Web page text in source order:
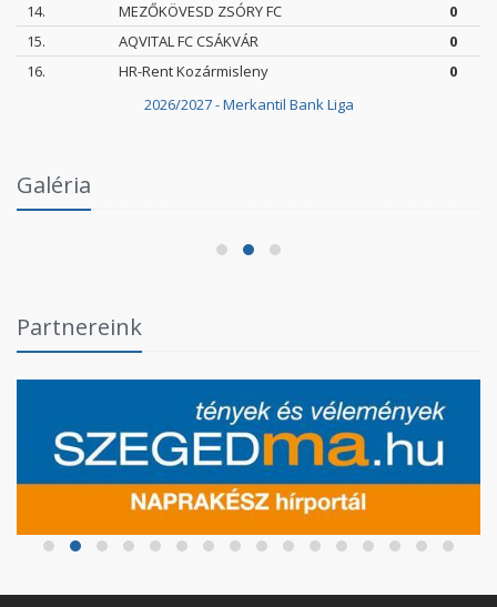
2026/2027 - Merkantil Bank Liga
14.
MEZŐKÖVESD ZSÓRY FC
0
15.
AQVITAL FC CSÁKVÁR
0
16.
HR-Rent Kozármisleny 0
Galéria
Fórumban
2026.06.03.
Partnereink